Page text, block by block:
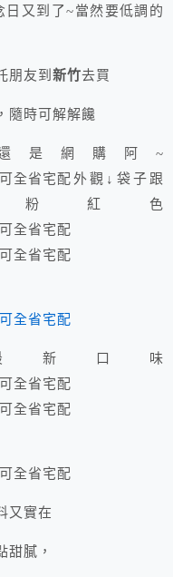
又到了~當然要低調的
朋友到 新竹去買
隨時可解解饞
是網購阿~
外觀↓袋子跟
紅色
新口味
又實在
甜膩，